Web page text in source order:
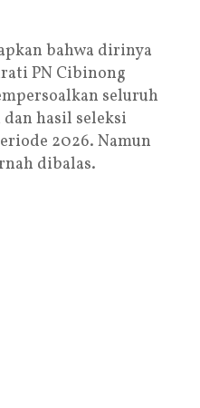
bahwa dirinya
PN Cibinong
seluruh
hasil seleksi
2026. Namun
dibalas.